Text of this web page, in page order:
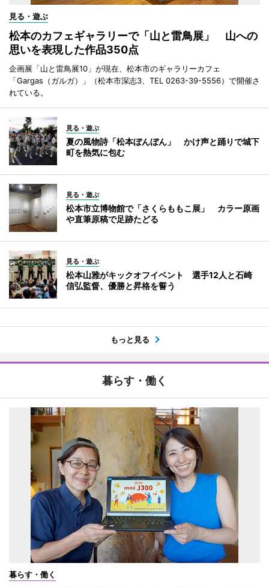
見る・遊ぶ
松本のカフェギャラリーで「山と雷鳥展」 山への
思いを表現した作品350点
企画展「山と雷鳥展10」が現在、松本市のギャラリーカフェ
「Gargas（ガルガ）」（松本市深志3、TEL 0263-39-5556）で開催さ
れている。
見る・遊ぶ
夏の風物詩「松本ぼんぼん」 かけ声と踊りで城下
町を熱気に包む
見る・遊ぶ
松本市立博物館で「さくらももこ展」 カラー原画
や直筆原稿で足跡たどる
見る・遊ぶ
松本山雅がキックオフイベント 選手12人と石崎
信弘監督、優勝と昇格を誓う
もっと見る
暮らす・働く
暮らす・働く